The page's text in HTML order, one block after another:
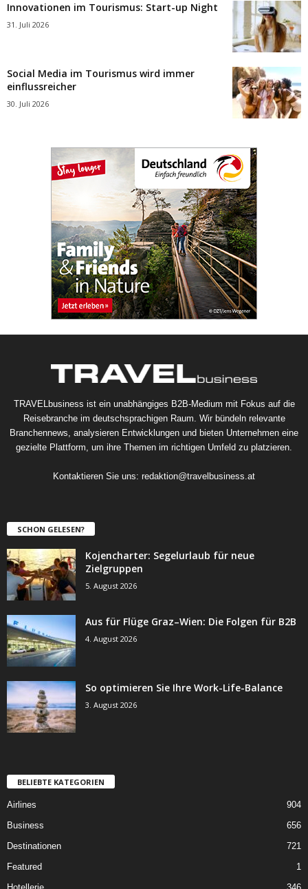
Innovationen im Tourismus: Start-up Night
31. Juli 2026
Social Media im Tourismus wird immer
einflussreicher
30. Juli 2026
TRAVELbusiness ist ein unabhängiges B2B-Medium mit Fokus auf die
Reisebranche im deutschsprachigen Raum. Wir bündeln relevante
Branchennews, analysieren Entwicklungen und bieten Unternehmen eine
gezielte Plattform, um ihre Themen im richtigen Umfeld zu platzieren.
Kontaktieren Sie uns: redaktion@travelbusiness.at
SCHON GELESEN?
Kojencharter: Segelurlaub für neue
Zielgruppen
5. August 2026
Aus für Flüge Graz–Wien: Die Folgen für B2B
4. August 2026
So optimieren Sie Ihre Work-Life-Balance
3. August 2026
BELIEBTE KATEGORIEN
Airlines
904
Business
656
Destinationen
721
Featured
1